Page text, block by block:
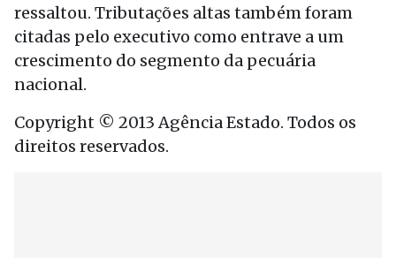
ressaltou. Tributações altas também foram
citadas pelo executivo como entrave a um
crescimento do segmento da pecuária
nacional.
Copyright © 2013 Agência Estado. Todos os
direitos reservados.